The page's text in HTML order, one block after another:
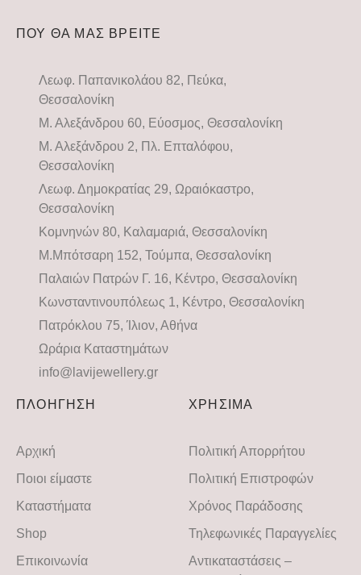
ΠΟΥ ΘΑ ΜΑΣ ΒΡΕΙΤΕ
Λεωφ. Παπανικολάου 82, Πεύκα,
Θεσσαλονίκη
Μ. Αλεξάνδρου 60, Εύοσμος, Θεσσαλονίκη
Μ. Αλεξάνδρου 2, Πλ. Επταλόφου,
Θεσσαλονίκη
Λεωφ. Δημοκρατίας 29, Ωραιόκαστρο,
Θεσσαλονίκη
Κομνηνών 80, Καλαμαριά, Θεσσαλονίκη
Μ.Μπότσαρη 152, Τούμπα, Θεσσαλονίκη
Παλαιών Πατρών Γ. 16, Κέντρο, Θεσσαλονίκη
Κωνσταντινουπόλεως 1, Κέντρο, Θεσσαλονίκη
Πατρόκλου 75, Ίλιον, Αθήνα
Ωράρια Καταστημάτων
info@lavijewellery.gr
ΠΛΟΗΓΗΣΗ
Αρχική
Ποιοι είμαστε
Καταστήματα
Shop
Επικοινωνία
ΧΡΗΣΙΜΑ
Πολιτική Απορρήτου
Πολιτική Επιστροφών
Χρόνος Παράδοσης
Τηλεφωνικές Παραγγελίες
Αντικαταστάσεις –